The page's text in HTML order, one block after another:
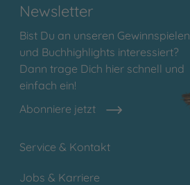
Newsletter
Bist Du an unseren Gewinnspielen
und Buchhighlights interessiert?
Dann trage Dich hier schnell und
einfach ein!
Abonniere jetzt
Service & Kontakt
Jobs & Karriere